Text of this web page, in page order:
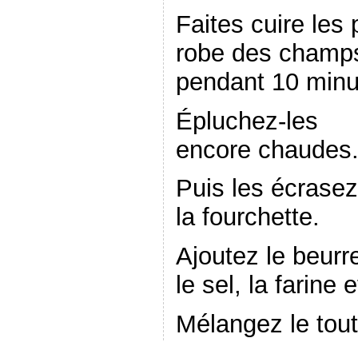
Faites cuire les
robe des
pendant 10
Épluchez-les
encore chaudes.
Puis les
la fourchette.
Ajoutez le
le sel, la farine
Mélangez le